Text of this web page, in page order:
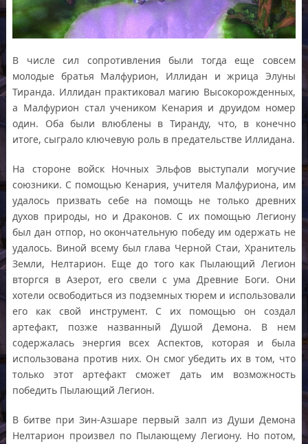
В числе сил сопротивления были тогда еще совсем
молодые братья Малфурион, Иллидан и жрица Элуны
Тиранда. Иллидан практиковал магию Высокорожденных,
а Малфурион стал учеником Кенария и друидом номер
один. Оба были влюблены в Тиранду, что, в конечно
итоге, сыграло ключевую роль в предательстве Иллидана.
На стороне войск Ночных Эльфов выступали могучие
союзники. С помощью Кенария, учителя Малфуриона, им
удалось призвать себе на помощь не только древних
духов природы, но и Драконов. С их помощью Легиону
был дан отпор, но окончательную победу им одержать не
удалось. Виной всему был глава Черной Стаи, Хранитель
Земли, Нелтарион. Еще до того как Пылающий Легион
вторгся в Азерот, его свели с ума Древние Боги. Они
хотели освободиться из подземных тюрем и использовали
его как свой инструмент. С их помощью он создал
артефакт, позже названный Душой Демона. В нем
содержалась энергия всех Аспектов, которая и была
использована против них. Он смог убедить их в том, что
только этот артефакт сможет дать им возможность
победить Пылающий Легион.
В битве при Зин-Азшаре первый залп из Души Демона
Нелтарион произвел по Пылающему Легиону. Но потом,